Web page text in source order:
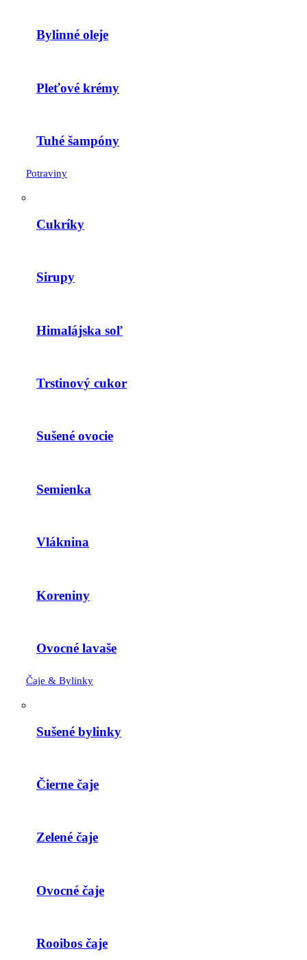
Bylinné oleje
Pleťové krémy
Tuhé šampóny
Potraviny
Cukríky
Sirupy
Himalájska soľ
Trstinový cukor
Sušené ovocie
Semienka
Vláknina
Koreniny
Ovocné lavaše
Čaje & Bylinky
Sušené bylinky
Čierne čaje
Zelené čaje
Ovocné čaje
Rooibos čaje